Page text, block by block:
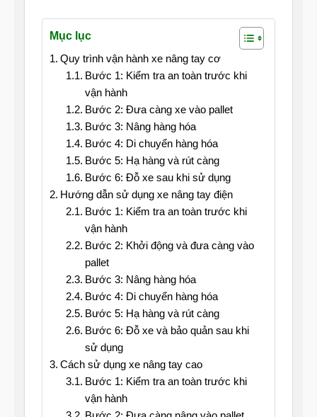
Mục lục
Quy trình vận hành xe nâng tay cơ
Bước 1: Kiểm tra an toàn trước khi
vận hành
Bước 2: Đưa càng xe vào pallet
Bước 3: Nâng hàng hóa
Bước 4: Di chuyển hàng hóa
Bước 5: Hạ hàng và rút càng
Bước 6: Đỗ xe sau khi sử dụng
Hướng dẫn sử dụng xe nâng tay điện
Bước 1: Kiểm tra an toàn trước khi
vận hành
Bước 2: Khởi động và đưa càng vào
pallet
Bước 3: Nâng hàng hóa
Bước 4: Di chuyển hàng hóa
Bước 5: Hạ hàng và rút càng
Bước 6: Đỗ xe và bảo quản sau khi
sử dụng
Cách sử dụng xe nâng tay cao
Bước 1: Kiểm tra an toàn trước khi
vận hành